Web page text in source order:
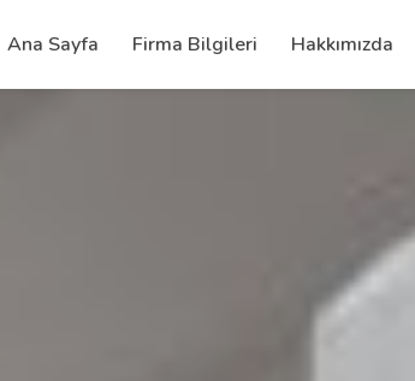
Ana Sayfa Firma Bilgileri Hakkımızda